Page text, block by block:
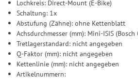
Lochkreis: Direct-Mount (E-Bike)
Schaltung: 1x
Abstufung (Zähne): ohne Kettenblatt
Achsdurchmesser (mm): Mini-ISIS
Tretlagerstandard: nicht angegeben
Q-Faktor (mm): nicht angegeben
Kettenlinie (mm): nicht angegeben
Artikelnummern: